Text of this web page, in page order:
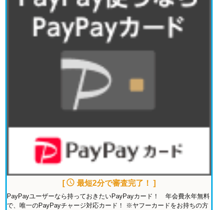
[ 最短2分で審査完了！ ]
PayPayユーザーなら持っておきたいPayPayカード！ 年会費永年無料
で、唯一のPayPayチャージ対応カード！ ※ヤフーカードをお持ちの方